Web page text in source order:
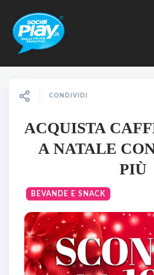
CONDIVIDI
ACQUISTA
A NATALE
PIÙ
BEVANDE E SNACK